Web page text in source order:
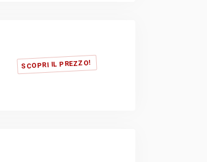
SCOPRI IL PREZZO!